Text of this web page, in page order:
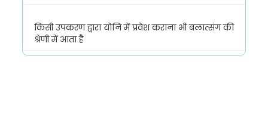
किसी उपकरण द्वारा योनि में प्रवेश कराना भी बलात्संग की
श्रेणी में आता है